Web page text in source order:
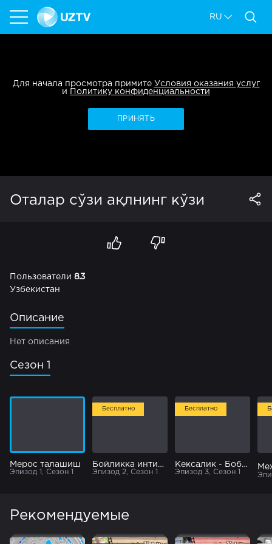
RU
Для начала просмотра примите Условия оказания услуг
и
Политику конфиденциальности
ПРИНЯТЬ
Оталар сўзи ақлнинг кўзи
Пользователи 8.3
Узбекистан
Описание
Нет описания
Сезон 1
Мерос талашиш
Эпизод 1, Сезон 1
Бесплатно
Бойликка интилиб
Эпизод 2, Сезон 1
Бесплатно
Кексалик - Бобоёр ота
Эпизод 3, Сезон 1
Рекомендуемые